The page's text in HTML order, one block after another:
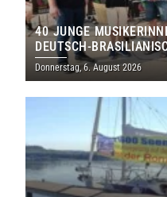
40 JUNGE
DEUTSCH-
THOLEY
Donnerstag, 6. August 2026